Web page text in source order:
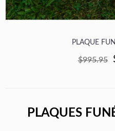
PLAQUE
$995.95
PLAQUES